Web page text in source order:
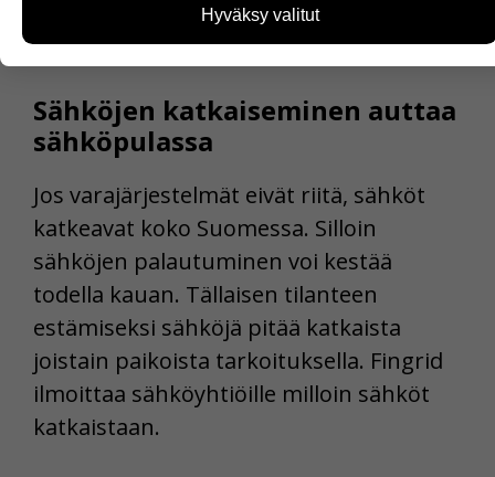
ovat viimeinen apu ja niitä käytetään
harvoin.
Sähköjen katkaiseminen auttaa
sähköpulassa
Jos varajärjestelmät eivät riitä, sähköt
katkeavat koko Suomessa. Silloin
sähköjen palautuminen voi kestää
todella kauan. Tällaisen tilanteen
estämiseksi sähköjä pitää katkaista
joistain paikoista tarkoituksella. Fingrid
ilmoittaa sähköyhtiöille milloin sähköt
katkaistaan.
kävijämääristä ja siitä, mitä sivuja käytetään ja miten
sivuilla liikutaan. Emme kuitenkaan kerää
Voit valita, hyväksytkö näiden evästeiden käytön.
Hyväksy valitut